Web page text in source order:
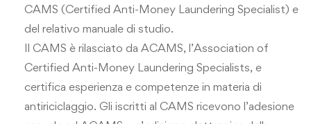
CAMS (Certified Anti-Money Laundering Specialist) e
del relativo manuale di studio.
Il CAMS è rilasciato da ACAMS, l’Association of
Certified Anti-Money Laundering Specialists, e
certifica esperienza e competenze in materia di
antiriciclaggio. Gli iscritti al CAMS ricevono l’adesione